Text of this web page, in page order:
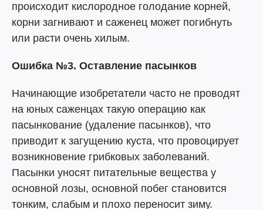
происходит кислородное голодание корней,
корни загнивают и саженец может погибнуть
или расти очень хилым.
Ошибка №3. Оставление пасынков
Начинающие изобретатели часто не проводят
на юных саженцах такую операцию как
пасынкование (удаление пасынков), что
приводит к загущению куста, что провоцирует
возникновение грибковых заболеваний.
Пасынки уносят питательные вещества у
основной лозы, основной побег становится
тонким, слабым и плохо переносит зиму.